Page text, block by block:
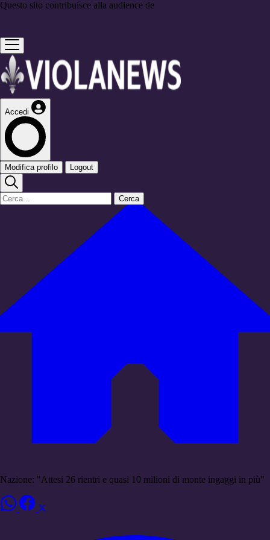
Questo sito contribuisce alla audience de
Accedi
Modifica profilo Logout
Cerca
Nazione: "Attesi 26 rientri e quasi 10 milioni di monte ingaggi in più"